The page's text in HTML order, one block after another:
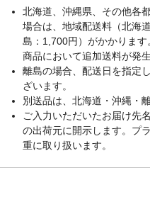
北海道、沖縄県、その他各
場合は、地域配送料（北海
島：1,700円）がかかりま
商品において追加送料が発
離島の場合、配送日を指定
ざいます。
別送品は、北海道・沖縄・
ご入力いただいたお届け先
の出荷元に開示します。プ
重に取り扱います。